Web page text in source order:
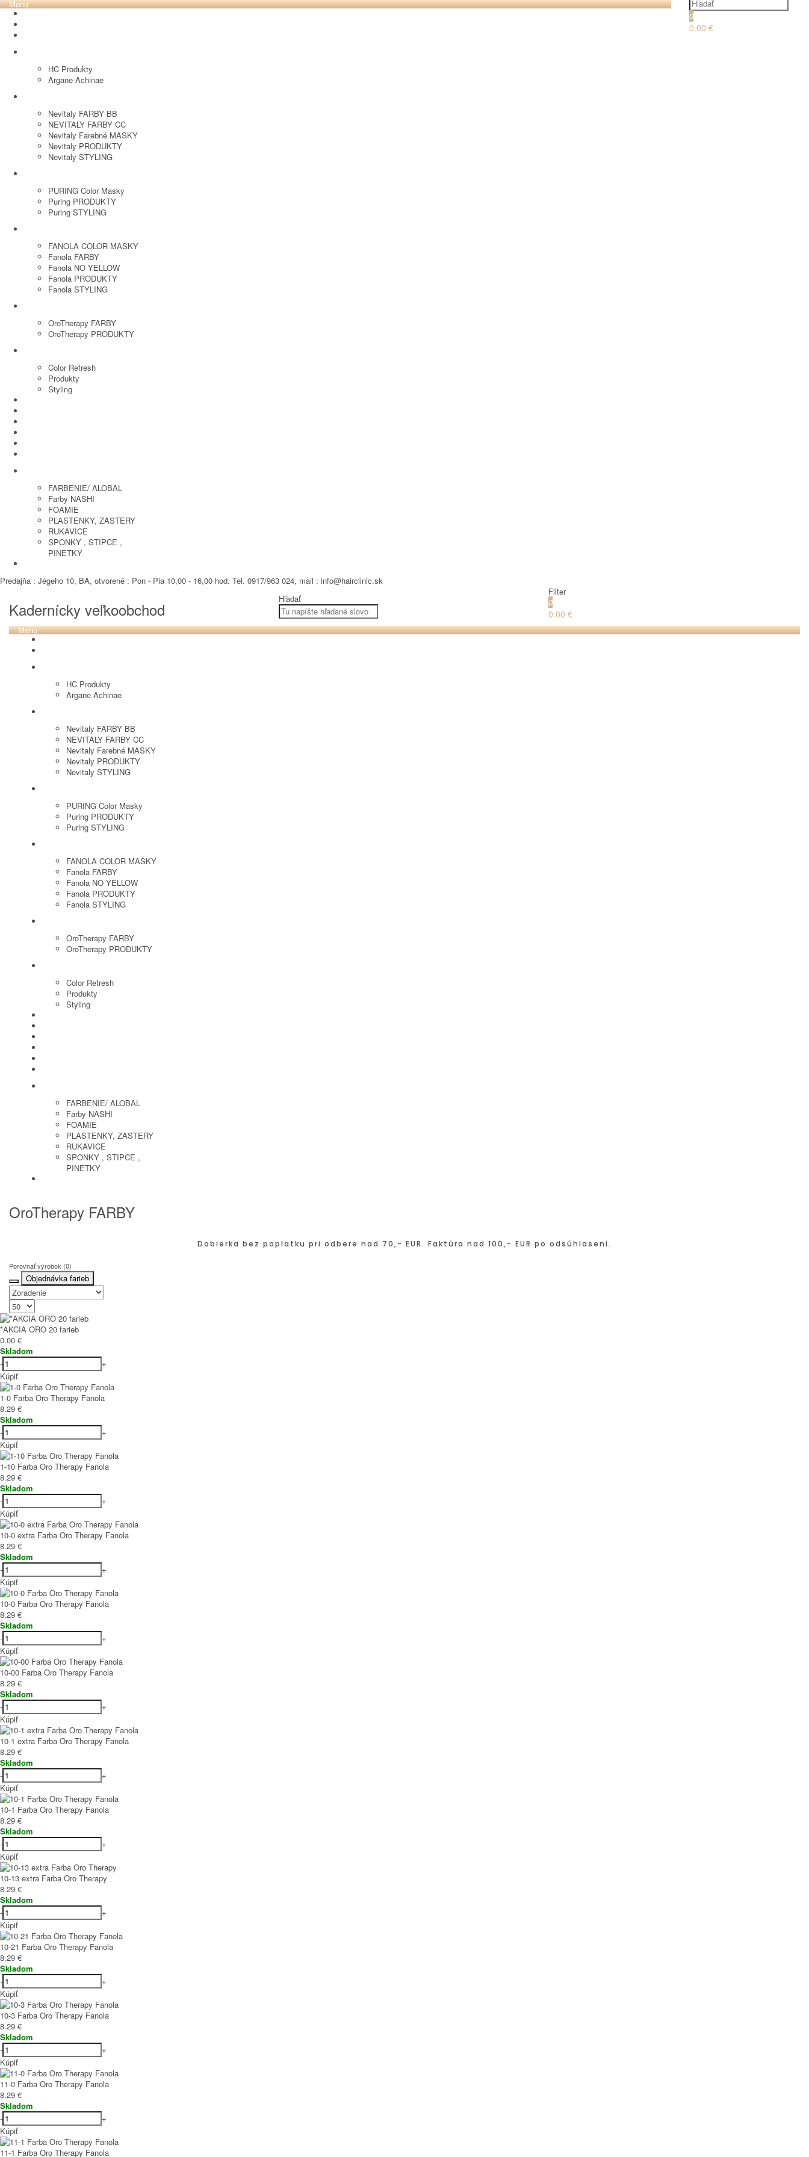
Menu
HC Produkty
Argane Achinae
Nevitaly FARBY BB
NEVITALY FARBY CC
Nevitaly Farebné MASKY
Nevitaly PRODUKTY
Nevitaly STYLING
PURING Color Masky
Puring PRODUKTY
Puring STYLING
FANOLA COLOR MASKY
Fanola FARBY
Fanola NO YELLOW
Fanola PRODUKTY
Fanola STYLING
OroTherapy FARBY
OroTherapy PRODUKTY
Color Refresh
Produkty
Styling
FARBENIE/ ALOBAL
Farby NASHI
FOAMIE
PLASTENKY, ZASTERY
RUKAVICE
SPONKY , STIPCE ,
PINETKY
0
0.00 €
Predajňa : Jégeho 10, BA, otvorené : Pon - Pia 10,00 - 16,00 hod. Tel. 0917/963 024, mail : info@hairclinic.sk
Kadernícky veľkoobchod Hľadať
Filter
0
0.00 €
Menu
HC Produkty
Argane Achinae
Nevitaly FARBY BB
NEVITALY FARBY CC
Nevitaly Farebné MASKY
Nevitaly PRODUKTY
Nevitaly STYLING
PURING Color Masky
Puring PRODUKTY
Puring STYLING
FANOLA COLOR MASKY
Fanola FARBY
Fanola NO YELLOW
Fanola PRODUKTY
Fanola STYLING
OroTherapy FARBY
OroTherapy PRODUKTY
Color Refresh
Produkty
Styling
FARBENIE/ ALOBAL
Farby NASHI
FOAMIE
PLASTENKY, ZASTERY
RUKAVICE
SPONKY , STIPCE ,
PINETKY
OroTherapy FARBY
Dobierka bez poplatku pri odbere nad 70,- EUR. Faktúra nad 100,- EUR po odsúhlasení.
Porovnať výrobok (0)
Objednávka farieb
*AKCIA ORO 20 farieb
0.00 €
Skladom
-
+
Kúpiť
1-0 Farba Oro Therapy Fanola
8.29 €
Skladom
-
+
Kúpiť
1-10 Farba Oro Therapy Fanola
8.29 €
Skladom
-
+
Kúpiť
10-0 extra Farba Oro Therapy Fanola
8.29 €
Skladom
-
+
Kúpiť
10-0 Farba Oro Therapy Fanola
8.29 €
Skladom
-
+
Kúpiť
10-00 Farba Oro Therapy Fanola
8.29 €
Skladom
-
+
Kúpiť
10-1 extra Farba Oro Therapy Fanola
8.29 €
Skladom
-
+
Kúpiť
10-1 Farba Oro Therapy Fanola
8.29 €
Skladom
-
+
Kúpiť
10-13 extra Farba Oro Therapy
8.29 €
Skladom
-
+
Kúpiť
10-21 Farba Oro Therapy Fanola
8.29 €
Skladom
-
+
Kúpiť
10-3 Farba Oro Therapy Fanola
8.29 €
Skladom
-
+
Kúpiť
11-0 Farba Oro Therapy Fanola
8.29 €
Skladom
-
+
Kúpiť
11-1 Farba Oro Therapy Fanola